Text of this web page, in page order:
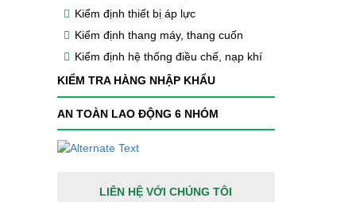
Kiểm định thiết bị áp lực
Kiểm định thang máy, thang cuốn
Kiểm định hệ thống điều chế, nạp khí
KIỂM TRA HÀNG NHẬP KHẨU
AN TOÀN LAO ĐỘNG 6 NHÓM
LIÊN HỆ VỚI CHÚNG TÔI